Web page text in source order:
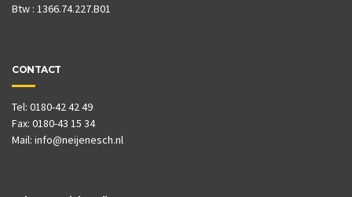
Btw : 1366.74.227.B01
CONTACT
Tel: 0180-42 42 49
Fax: 0180-43 15 34
Mail: info@neijenesch.nl